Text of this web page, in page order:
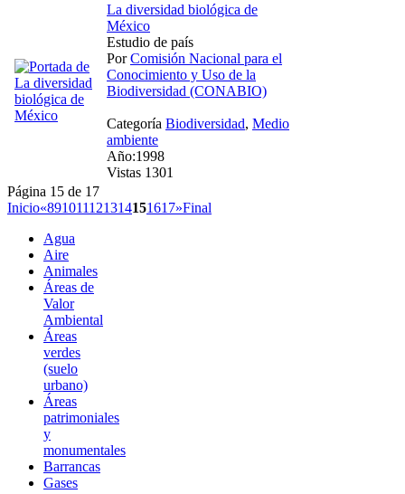
La diversidad biológica de
México
Estudio de país
PorComisión Nacional para el
Conocimiento y Uso de la
Biodiversidad (CONABIO)
Categoría Biodiversidad, Medio
ambiente
Año:1998
Vistas 1301
Página 15 de 17
Inicio«891011121314151617»Final
Agua
Aire
Animales
Áreas de
Valor
Ambiental
Áreas
verdes
(suelo
urbano)
Áreas
patrimoniales
y
monumentales
Barrancas
Gases